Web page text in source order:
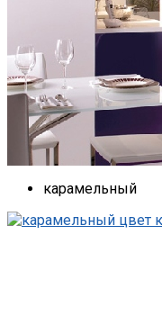
карамельный